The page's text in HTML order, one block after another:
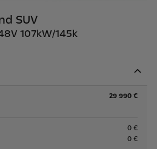
SUV
107kW/145k
29 990 €
0 €
0 €